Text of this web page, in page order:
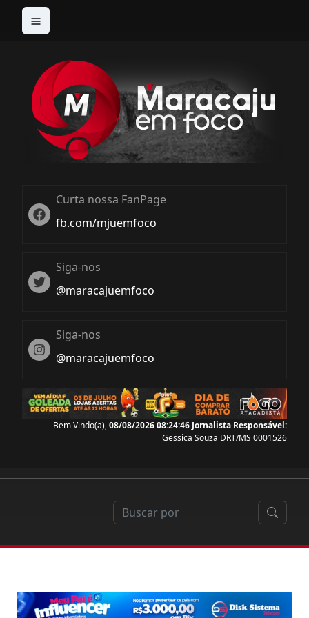
Twitter
Curta nossa FanPage
fb.com/mjuemfoco
Twiter
Siga-nos
@maracajuemfoco
Instagram
Siga-nos
@maracajuemfoco
Bem Vindo(a),08/08/2026 08:24:47 Jornalista Responsável:
Gessica Souza DRT/MS 0001526
nada com a reforma tributária que começa em